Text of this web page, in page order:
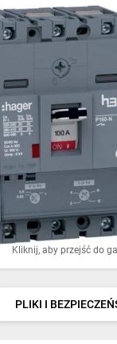
Kliknij, aby przejść do
PLIKI I